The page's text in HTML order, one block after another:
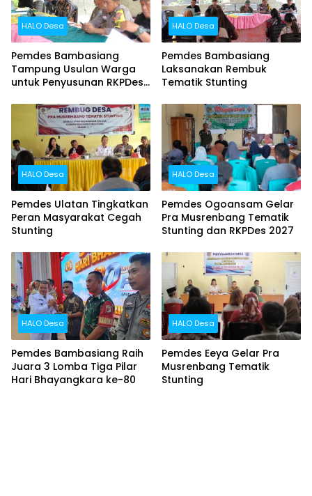
HALO Desa
Pemdes Bambasiang
Tampung Usulan Warga
untuk Penyusunan RKPDes
HALO Desa
Pemdes Bambasiang
Laksanakan Rembuk
Tematik Stunting
HALO Desa
Pemdes Ulatan Tingkatkan
Peran Masyarakat Cegah
Stunting
HALO Desa
Pemdes Ogoansam Gelar
Pra Musrenbang Tematik
Stunting dan RKPDes 2027
HALO Desa
Pemdes Bambasiang Raih
Juara 3 Lomba Tiga Pilar
Hari Bhayangkara ke-80
HALO Desa
Pemdes Eeya Gelar Pra
Musrenbang Tematik
Stunting